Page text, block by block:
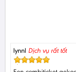
lynnl Dịch vụ rất tốt